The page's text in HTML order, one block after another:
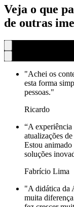
Veja o que
de outras
"Achei os
esta forma
pessoas."
Ricardo
“A experiência
atualizações
Estou animado
soluções
Fabrício Lima
"A didática da
muita